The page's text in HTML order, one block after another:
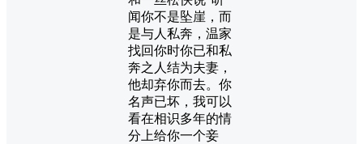
闻你不是坠崖，而
是与人私奔，温家
找回你时你已和私
奔之人结为夫妻，
他却弃你而去。你
名声已坏，我可以
看在相识多年的情
分上给你一个妾